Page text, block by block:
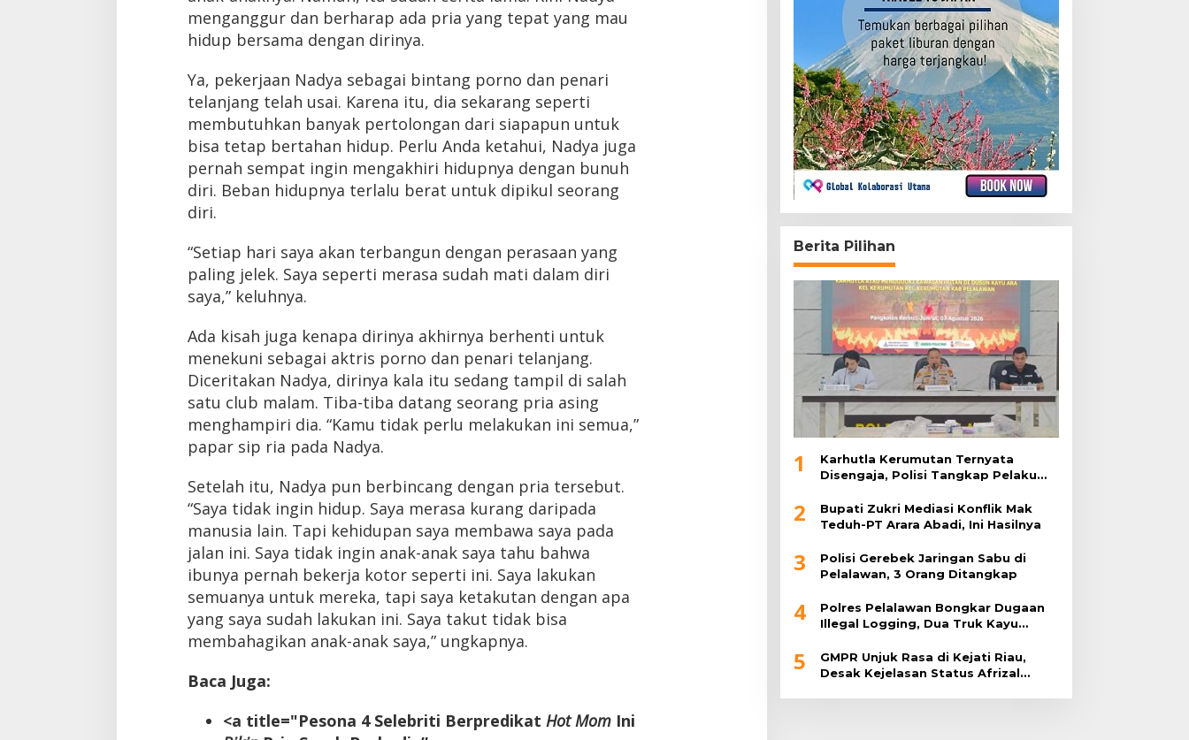
menganggur dan berharap ada pria yang tepat yang mau
hidup bersama dengan dirinya.
Ya, pekerjaan Nadya sebagai bintang porno dan penari
telanjang telah usai. Karena itu, dia sekarang seperti
membutuhkan banyak pertolongan dari siapapun untuk
bisa tetap bertahan hidup. Perlu Anda ketahui, Nadya juga
pernah sempat ingin mengakhiri hidupnya dengan bunuh
diri. Beban hidupnya terlalu berat untuk dipikul seorang
diri.
“Setiap hari saya akan terbangun dengan perasaan yang
paling jelek. Saya seperti merasa sudah mati dalam diri
saya,” keluhnya.
Ada kisah juga kenapa dirinya akhirnya berhenti untuk
menekuni sebagai aktris porno dan penari telanjang.
Diceritakan Nadya, dirinya kala itu sedang tampil di salah
satu club malam. Tiba-tiba datang seorang pria asing
menghampiri dia. “Kamu tidak perlu melakukan ini semua,”
papar sip ria pada Nadya.
Setelah itu, Nadya pun berbincang dengan pria tersebut.
“Saya tidak ingin hidup. Saya merasa kurang daripada
manusia lain. Tapi kehidupan saya membawa saya pada
jalan ini. Saya tidak ingin anak-anak saya tahu bahwa
ibunya pernah bekerja kotor seperti ini. Saya lakukan
semuanya untuk mereka, tapi saya ketakutan dengan apa
yang saya sudah lakukan ini. Saya takut tidak bisa
membahagikan anak-anak saya,” ungkapnya.
Baca Juga:
<a title="Pesona 4 Selebriti Berpredikat Hot MomIni
Berita Pilihan
1
Karhutla Kerumutan Ternyata
Disengaja, Polisi Tangkap Pelaku
2
Bupati Zukri Mediasi Konflik Mak
Teduh-PT Arara Abadi, Ini Hasilnya
3
Polisi Gerebek Jaringan Sabu di
Pelalawan, 3 Orang Ditangkap
4
Polres Pelalawan Bongkar Dugaan
Illegal Logging, Dua Truk Kayu
5
GMPR Unjuk Rasa di Kejati Riau,
Desak Kejelasan Status Afrizal